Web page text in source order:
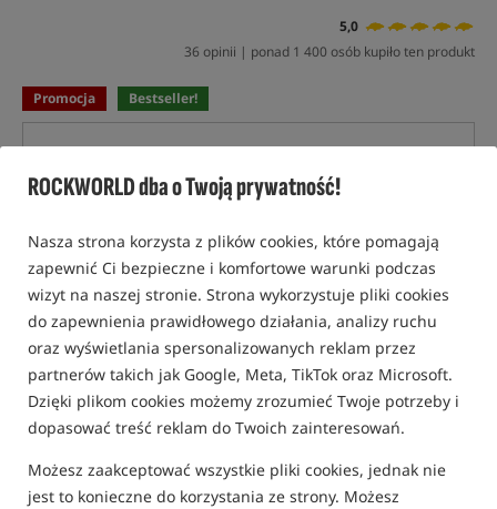
ROCKWORLD dba o Twoją prywatność!
Nasza strona korzysta z plików cookies, które pomagają
zapewnić Ci bezpieczne i komfortowe warunki podczas
wizyt na naszej stronie. Strona wykorzystuje pliki cookies
do zapewnienia prawidłowego działania, analizy ruchu
oraz wyświetlania spersonalizowanych reklam przez
partnerów takich jak Google, Meta, TikTok oraz Microsoft.
Dzięki plikom cookies możemy zrozumieć Twoje potrzeby i
dopasować treść reklam do Twoich zainteresowań.
Możesz zaakceptować wszystkie pliki cookies, jednak nie
jest to konieczne do korzystania ze strony. Możesz
5,0
36 opinii | ponad 1 400 osób kupiło ten produkt
Promocja Bestseller!